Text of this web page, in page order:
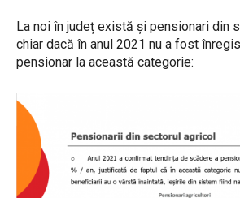
La noi în județ există și pensionari din
chiar dacă în anul 2021 nu a fost
pensionar la această categorie: